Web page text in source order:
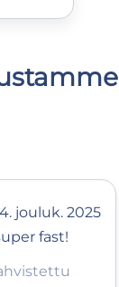
jouluk. 2025
fast!